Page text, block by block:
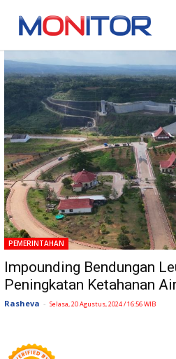
Tag: Bendungan
PEMERINTAHAN
Impounding Bendungan
Peningkatan Ketahanan
Rasheva - Selasa, 20 Agustus, 2024 / 16:56 WIB